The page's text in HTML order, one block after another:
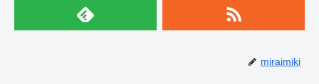
miraimiki